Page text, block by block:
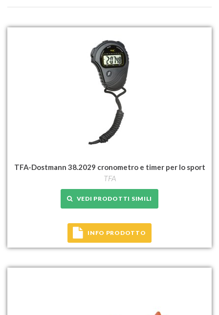
TFA-Dostmann 38.2029 cronometro e timer per lo sport
TFA
VEDI PRODOTTI SIMILI
INFO PRODOTTO